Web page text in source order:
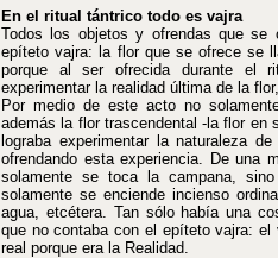
En el ritual tántrico todo es vajra
Todos los objetos y ofrendas que
epíteto vajra: la flor que se ofrece se
porque al ser ofrecida durante el
experimentar la realidad última de la
Por medio de este acto no
además la flor trascendental -la flor en
lograba experimentar la naturaleza
ofrendando esta experiencia. De una
solamente se toca la campana,
solamente se enciende incienso
agua, etcétera. Tan sólo había una
que no contaba con el epíteto vajra:
real porque era la Realidad.